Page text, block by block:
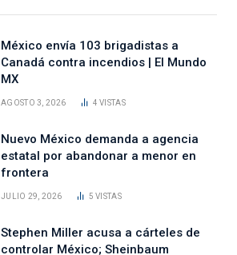
México envía 103 brigadistas a
Canadá contra incendios | El Mundo
MX
AGOSTO 3, 2026 4VISTAS
Nuevo México demanda a agencia
estatal por abandonar a menor en
frontera
JULIO 29, 2026 5VISTAS
Stephen Miller acusa a cárteles de
controlar México; Sheinbaum